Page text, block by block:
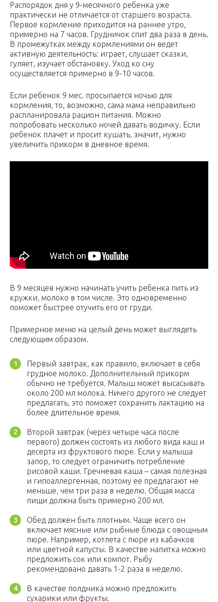
Распорядок дня у 9-месячного ребенка уже
практически не отличается от старшего возраста.
Первое кормление приходится на раннее утро,
примерно на 7 часов. Грудничок спит два раза в день.
В промежутках между кормлениями он ведет
активную деятельность: играет, слушает сказки,
гуляет, изучает обстановку. Уход ко сну
осуществляется примерно в 9-10 часов.
Если ребенок 9 мес. просыпается ночью для
кормления, то, возможно, сама мама неправильно
распланировала рацион питания. Можно
попробовать несколько ночей давать водичку. Если
ребенок плачет и просит кушать, значит, нужно
увеличить прикорм в дневное время.
В 9 месяцев нужно начинать учить ребенка пить из
кружки, молоко в том числе. Это одновременно
поможет быстрее отучить его от груди.
Примерное меню на целый день может выглядеть
следующим образом.
Первый завтрак, как правило, включает в себя
грудное молоко. Дополнительный прикорм
обычно не требуется. Малыш может высасывать
около 200 мл молока. Ничего другого не следует
предлагать, это поможет сохранить лактацию на
более длительное время.
Второй завтрак (через четыре часа после
первого) должен состоять из любого вида каш и
десерта из фруктового пюре. Если у малыша
запор, то следует ограничить потребление
рисовой каши. Гречневая каша – самая полезная
и гипоаллергенная, поэтому ее предлагают не
меньше, чем три раза в неделю. Общая масса
пищи должна быть примерно 200 мл.
Обед должен быть плотным. Чаще всего он
включает мясные или рыбные блюда с овощным
пюре. Например, котлета с пюре из кабачков
или цветной капусты. В качестве напитка можно
предложить сок или компот. Рыбу
рекомендовано давать 1-2 раза в неделю.
В качестве полдника можно предложить
сухарики или фрукты.